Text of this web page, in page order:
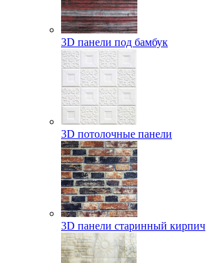
3D панели под бамбук
3D потолочные панели
3D панели старинный кирпич